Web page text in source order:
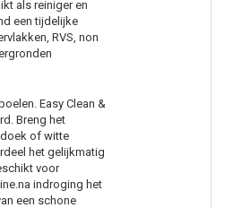
als reiniger en
een tijdelijke
RVS, non
Easy Clean &
Breng het
of witte
het gelijkmatig
voor
indroging het
een schone